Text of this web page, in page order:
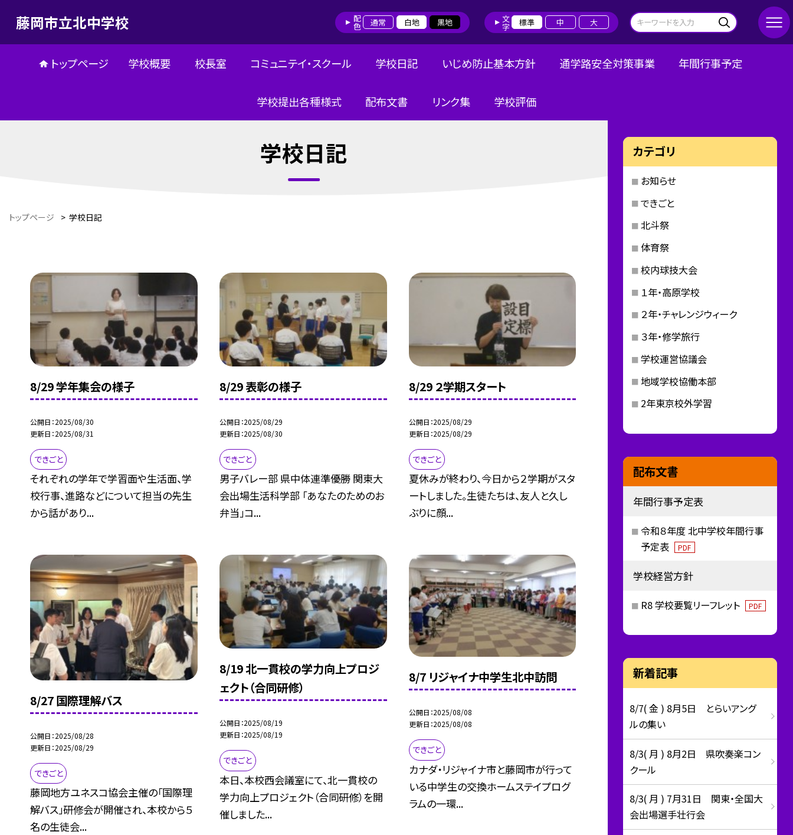
藤岡市立北中学校 配色 通常 白地 黒地 文字 標準 中 大
トップページ 学校概要 校長室 コミュニテイ・スクール 学校日記 いじめ防止基本方針 通学路安全対策事業 年間行事予定
学校提出各種様式 配布文書 リンク集 学校評価
学校日記
トップページ > 学校日記
8/29 学年集会の様子
公開日 2025/08/30
更新日 2025/08/31
できごと
それぞれの学年で学習面や生活面、学
校行事、進路などについて担当の先生
から話があり...
8/29 表彰の様子
公開日 2025/08/29
更新日 2025/08/30
できごと
男子バレー部 県中体連準優勝 関東大
会出場生活科学部 「あなたのためのお
弁当」コ...
8/29 ２学期スタート
公開日 2025/08/29
更新日 2025/08/29
できごと
夏休みが終わり、今日から２学期がスタ
ートしました。生徒たちは、友人と久し
ぶりに顔...
8/27 国際理解バス
公開日 2025/08/28
更新日 2025/08/29
できごと
藤岡地方ユネスコ協会主催の「国際理
解バス」研修会が開催され、本校から５
名の生徒会...
8/19 北一貫校の学力向上プロジ
ェクト（合同研修）
公開日 2025/08/19
更新日 2025/08/19
できごと
本日、本校西会議室にて、北一貫校の
学力向上プロジェクト（合同研修）を開
催しました...
8/7 リジャイナ中学生北中訪問
公開日 2025/08/08
更新日 2025/08/08
できごと
カナダ・リジャイナ市と藤岡市が行って
いる中学生の交換ホームステイプログ
ラムの一環...
カテゴリ
お知らせ
できごと
北斗祭
体育祭
校内球技大会
１年・高原学校
２年・チャレンジウィーク
３年・修学旅行
学校運営協議会
地域学校協働本部
2年東京校外学習
配布文書
年間行事予定表
令和８年度 北中学校年間行事
予定表
PDF
学校経営方針
R8 学校要覧リーフレット PDF
新着記事
8/7( 金 ) 8月5日 とらいアング
ルの集い
8/3( 月 ) 8月2日 県吹奏楽コン
クール
8/3( 月 ) 7月31日 関東・全国大
会出場選手壮行会